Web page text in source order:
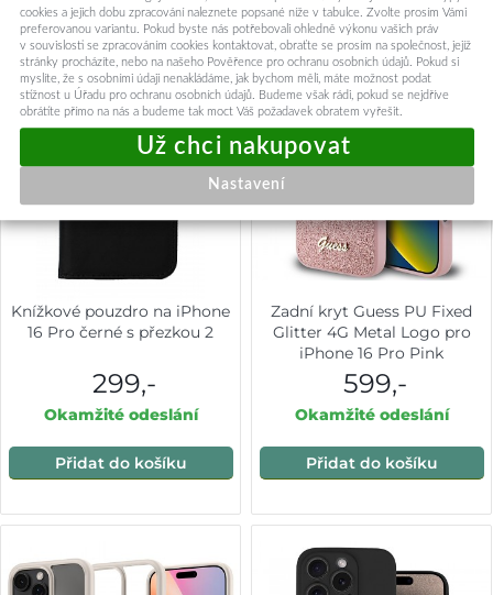
Knížkové pouzdro na iPhone
16 Pro černé s přezkou 2
299,-
Okamžité odeslání
Přidat do košíku
Zadní kryt Guess PU Fixed
Glitter 4G Metal Logo pro
iPhone 16 Pro Pink
599,-
Okamžité odeslání
Přidat do košíku
cookies a jejich dobu zpracování naleznete popsané níže v tabulce. Zvolte prosím Vámi
preferovanou variantu. Pokud byste nás potřebovali ohledně výkonu vašich práv
v souvislosti se zpracováním cookies kontaktovat, obraťte se prosím na společnost, jejíž
stránky procházíte, nebo na našeho Pověřence pro ochranu osobních údajů. Pokud si
myslíte, že s osobními údaji nenakládáme, jak bychom měli, máte možnost podat
stížnost u Úřadu pro ochranu osobních údajů. Budeme však rádi, pokud se nejdříve
obrátíte přímo na nás a budeme tak moct Váš požadavek obratem vyřešit.
Nastavení